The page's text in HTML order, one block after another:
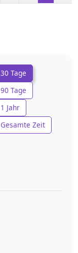
30 Tage
90 Tage
1 Jahr
Gesamte Zeit